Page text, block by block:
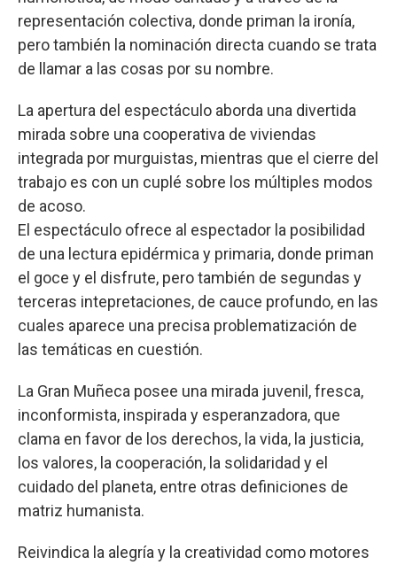
representación colectiva, donde priman la ironía,
pero también la nominación directa cuando se trata
de llamar a las cosas por su nombre.
La apertura del espectáculo aborda una divertida
mirada sobre una cooperativa de viviendas
integrada por murguistas, mientras que el cierre del
trabajo es con un cuplé sobre los múltiples modos
de acoso.
El espectáculo ofrece al espectador la posibilidad
de una lectura epidérmica y primaria, donde priman
el goce y el disfrute, pero también de segundas y
terceras intepretaciones, de cauce profundo, en las
cuales aparece una precisa problematización de
las temáticas en cuestión.
La Gran Muñeca posee una mirada juvenil, fresca,
inconformista, inspirada y esperanzadora, que
clama en favor de los derechos, la vida, la justicia,
los valores, la cooperación, la solidaridad y el
cuidado del planeta, entre otras definiciones de
matriz humanista.
Reivindica la alegría y la creatividad como motores